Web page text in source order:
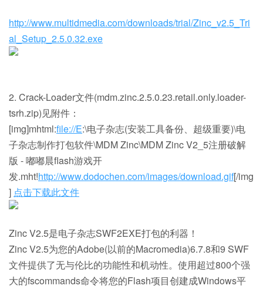
http://www.multidmedia.com/downloads/trial/Zinc_v2.5_Tri
al_Setup_2.5.0.32.exe
2. Crack-Loader文件(mdm.zinc.2.5.0.23.retail.only.loader-
tsrh.zip)见附件：
[img]mhtml:file://E:\电子杂志(安装工具备份、超级重要)\电
子杂志制作打包软件\MDM Zinc\MDM Zinc V2_5注册破解
版 - 嘟嘟晨flash游戏开
发.mht!http://www.dodochen.com/images/download.gif[/img
] 点击下载此文件
Zinc V2.5是电子杂志SWF2EXE打包的利器！
Zinc V2.5为您的Adobe(以前的Macromedia)6.7.8和9 SWF
文件提供了无与伦比的功能性和机动性。使用超过800个强
大的fscommands命令将您的Flash项目创建成Windows平